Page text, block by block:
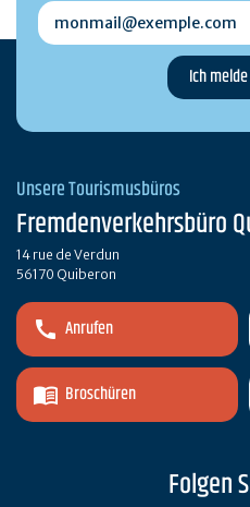
monmail@exemple.com
Unsere Tourismusbüros
Fremdenverkehrsbüro
14 rue de Verdun
56170 Quiberon
Anrufen
Broschüren
Folgen